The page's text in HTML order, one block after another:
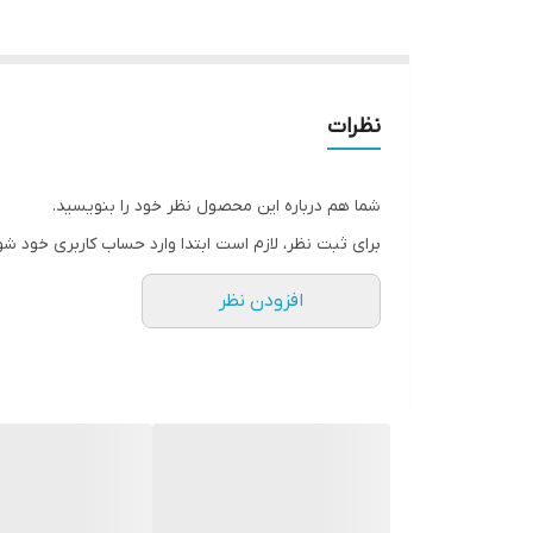
نظرات
شما هم درباره این محصول نظر خود را بنویسید.
برای ثبت نظر، لازم است ابتدا وارد حساب کاربری خود
افزودن نظر